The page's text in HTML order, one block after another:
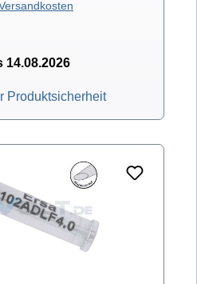
14.08.2026
Produktsicherheit